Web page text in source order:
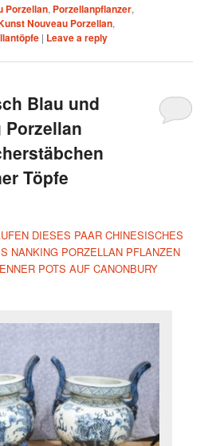
Porzellan, Porzellanpflanzer,
Nouveau Porzellan,
| Leave a reply
Blau und
Porzellan
Töpfe
DIESES PAAR CHINESISCHES
NANKING PORZELLAN PFLANZEN
POTS AUF CANONBURY